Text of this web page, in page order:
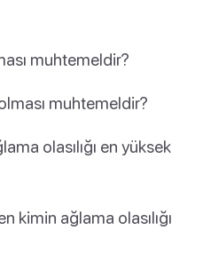
muhtemeldir?
muhtemeldir?
olasılığı en yüksek
kimin ağlama olasılığı